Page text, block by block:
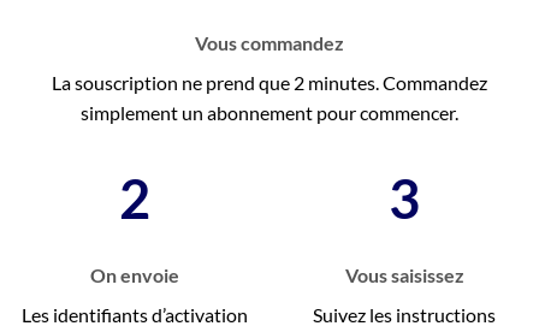
Vous commandez
La souscription ne prend que 2 minutes. Commandez
simplement un abonnement pour commencer.
2
On envoie
Les identifiants d’activation
3
Vous saisissez
Suivez les instructions